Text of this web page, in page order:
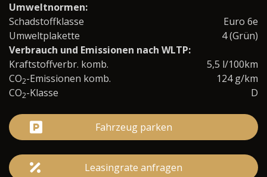
Umweltnormen:
Schadstoffklasse
Euro 6e
Umweltplakette
4 (Grün)
Verbrauch und Emissionen nach WLTP:
Kraftstoffverbr. komb.
5,5 l/100km
CO2-Emissionen komb.
124 g/km
CO2-Klasse D
Fahrzeug parken
Leasingrate anfragen